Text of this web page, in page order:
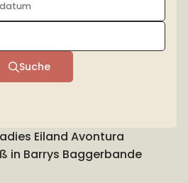
Suche
Eiland Avontura
in Barrys Baggerbande